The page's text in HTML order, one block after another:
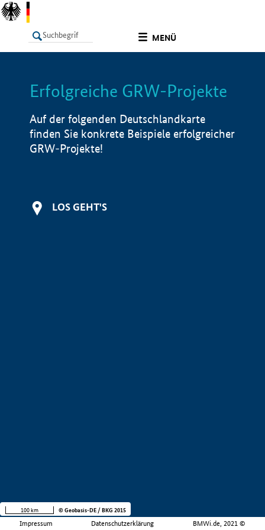
MENÜ
LISTE Info
Erfolgreiche GRW-Projekte
Auf der folgenden Deutschlandkarte
finden Sie konkrete Beispiele erfolgreicher
GRW-Projekte!
LOS GEHT'S
Impressum Datenschutzerklärung BMWi.de, 2021 ©
100 km © Geobasis-DE / BKG 2015